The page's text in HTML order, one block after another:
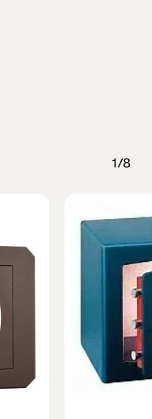
1/8
Este
producto